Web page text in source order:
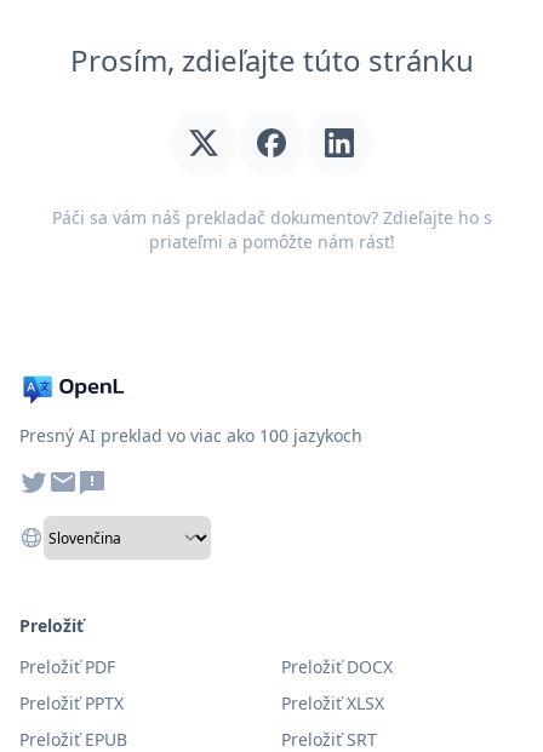
Prosím, zdieľajte túto stránku
Páči sa vám náš prekladač dokumentov? Zdieľajte ho s
priateľmi a pomôžte nám rásť!
Presný AI preklad vo viac ako 100 jazykoch
Preložiť
Preložiť PDF
Preložiť DOCX
Preložiť PPTX
Preložiť XLSX
Preložiť EPUB
Preložiť SRT